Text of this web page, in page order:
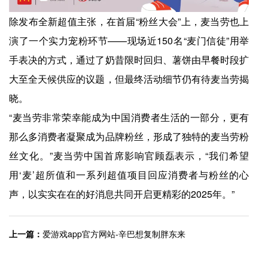
除发布全新超值主张，在首届“粉丝大会”上，麦当劳也上
演了一个实力宠粉环节——现场近150名“麦门信徒”用举
手表决的方式，通过了奶昔限时回归、薯饼由早餐时段扩
大至全天候供应的议题，但最终活动细节仍有待麦当劳揭
晓。
“麦当劳非常荣幸能成为中国消费者生活的一部分，更有
那么多消费者凝聚成为品牌粉丝，形成了独特的麦当劳粉
丝文化。”麦当劳中国首席影响官顾磊表示，“我们希望
用‘麦’超所值和一系列超值项目回应消费者与粉丝的心
声，以实实在在的好消息共同开启更精彩的2025年。”
上一篇： 爱游戏app官方网站-辛巴想复制胖东来